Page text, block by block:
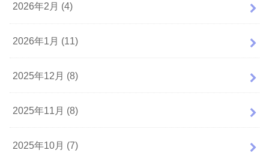
2026年2月 (4)
2026年1月 (11)
2025年12月 (8)
2025年11月 (8)
2025年10月 (7)